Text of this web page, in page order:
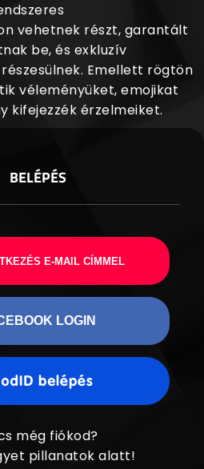
vehetnek részt, garantált
be, és exkluzív
Emellett rögtön
véleményüket, emojikat
kifejezzék érzelmeiket.
BELÉPÉS
E-MAIL CÍMMEL
LOGIN
még fiókod?
pillanatok alatt!